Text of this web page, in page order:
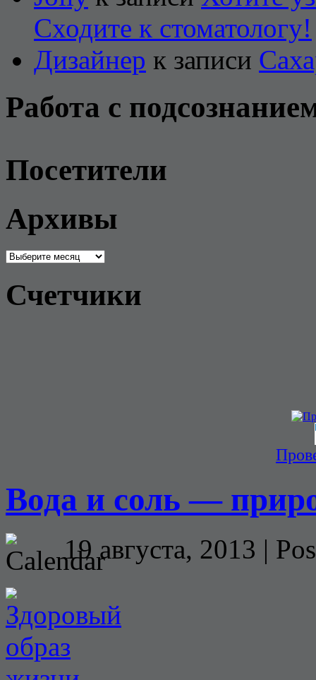
Сходите к стоматологу!
Дизайнер к записи
Работа с
Посетители
Архивы
Архивы
Счетчики
Вода и соль —
19 августа, 2013 |